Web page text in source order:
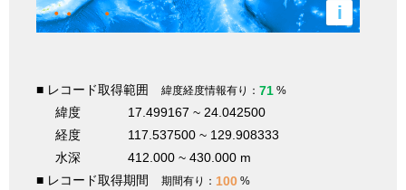
i
■ レコード取得範囲 緯度経度情報有り： 71 %
緯度
17.499167 ~ 24.042500
経度
117.537500 ~ 129.908333
水深
412.000 ~ 430.000 m
■ レコード取得期間
期間有り： 100 %